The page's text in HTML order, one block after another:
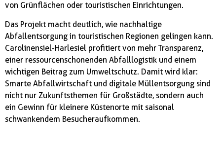
von Grünflächen oder touristischen Einrichtungen.
Das Projekt macht deutlich, wie nachhaltige
Abfallentsorgung in touristischen Regionen gelingen kann.
Carolinensiel-Harlesiel profitiert von mehr Transparenz,
einer ressourcenschonenden Abfalllogistik und einem
wichtigen Beitrag zum Umweltschutz. Damit wird klar:
Smarte Abfallwirtschaft und digitale Müllentsorgung sind
nicht nur Zukunftsthemen für Großstädte, sondern auch
ein Gewinn für kleinere Küstenorte mit saisonal
schwankendem Besucheraufkommen.